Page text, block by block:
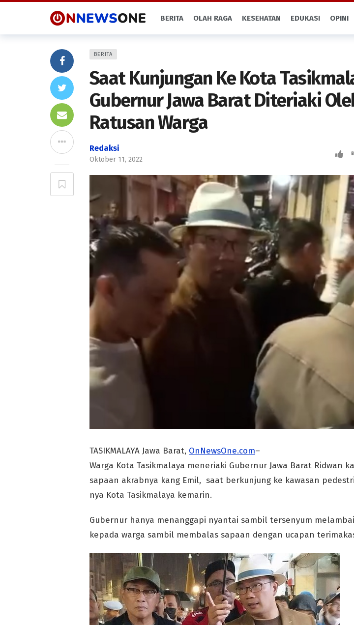
BERITA OLAH RAGA KESEHATAN EDUKASI OPINI
BERITA
Saat Kunjungan Ke Kota
Gubernur Jawa Barat Diteriaki
Ratusan Warga
Redaksi
Oktober 11, 2022
TASIKMALAYA Jawa Barat, OnNewsOne.com–
Warga Kota Tasikmalaya meneriaki Gubernur Jawa Barat Ridwan
sapaan akrabnya kang Emil, saat berkunjung ke kawasan
nya Kota Tasikmalaya kemarin.
Gubernur hanya menanggapi nyantai sambil tersenyum
kepada warga sambil membalas sapaan dengan ucapan